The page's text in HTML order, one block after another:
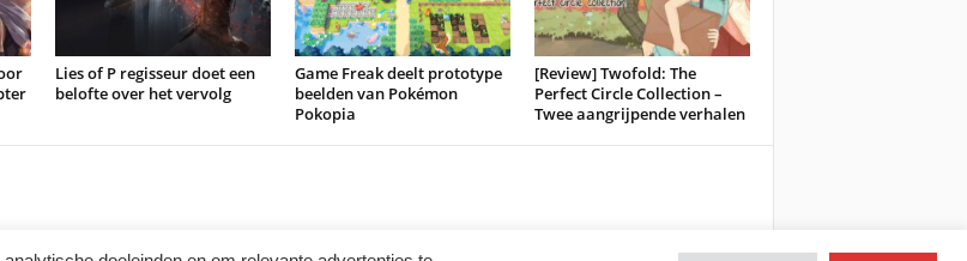
Lies of P regisseur doet een
belofte over het vervolg
Game Freak deelt prototype
beelden van Pokémon
Pokopia
[Review] Twofold: The
Perfect Circle Collection –
Twee aangrijpende verhalen